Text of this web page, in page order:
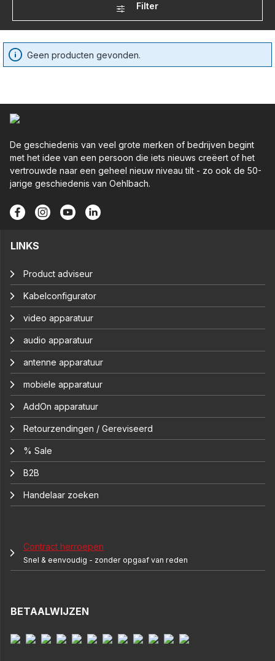
Filter
Geen producten gevonden.
De geschiedenis van veel grote merken of bedrijven begint
met het idee van een persoon die iets nieuws creëert of het
vertrouwde naar een geheel nieuw niveau tilt - zo ook de 50-
jarige geschiedenis van Oehlbach.
LINKS
Product adviseur
Kabelconfigurator
video apparatuur
audio apparatuur
antenne apparatuur
mobiele apparatuur
AddOn apparatuur
Retourzendingen / Gereviseerd
% Sale
B2B
Handelaar zoeken
Contract herroepen
Snel & eenvoudig - zonder opgaaf van reden
BETAALWIJZEN